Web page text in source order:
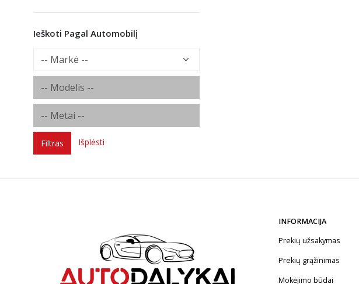
Ieškoti Pagal Automobilį
Filtras Išplėsti
INFORMACIJA
Prekių užsakymas
Prekių grąžinimas
Mokėjimo būdai